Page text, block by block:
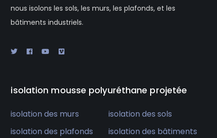
nous isolons les sols, les murs, les plafonds, et les
bâtiments industriels.
isolation mousse polyuréthane projetée
isolation des murs
isolation des sols
isolation des plafonds
isolation des bâtiments